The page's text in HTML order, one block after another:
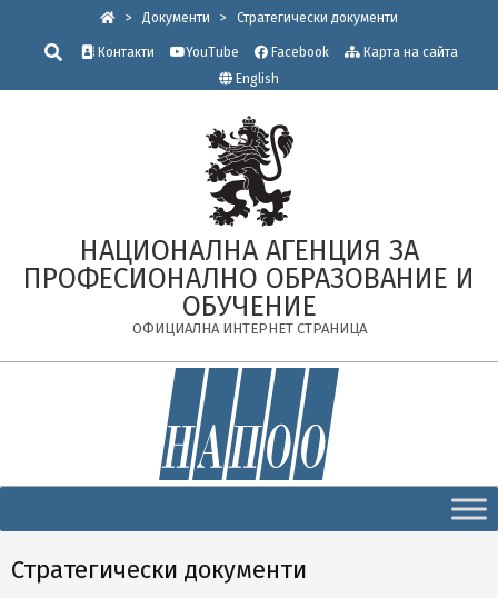
content
> Документи >
Стратегически документи
Търсене
Контакти YouTube Facebook
Карта на сайта
English
НАЦИОНАЛНА АГЕНЦИЯ ЗА
ПРОФЕСИОНАЛНО ОБРАЗОВАНИЕ И
ОБУЧЕНИЕ
ОФИЦИАЛНА ИНТЕРНЕТ СТРАНИЦА
Navigation
Стратегически документи